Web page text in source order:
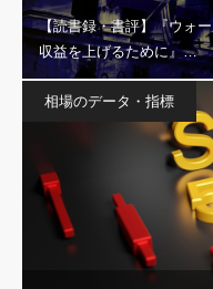
【読書録・書評】『ウォ
収益を上げるために』…
相場のデータ・指標